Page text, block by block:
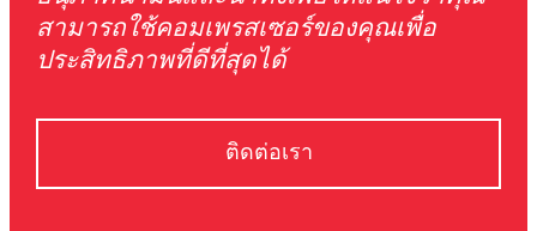
สามารถใช้คอมเพรสเซอร์ของคุณเพื่อ
ประสิทธิภาพที่ดีที่สุดได้
ติดต่อเรา